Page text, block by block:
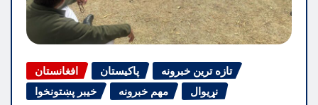
افغانستان پاکیستان
تازه ترین خبرونه
خیبر پښتونخوا
مهم خبرونه نړیوال